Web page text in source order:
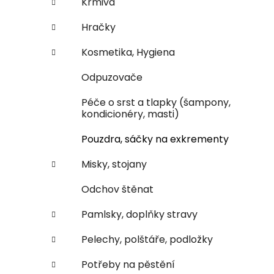
n
í
p
e
Hračky
Kosmetika, Hygiena
Odpuzovače
Péče o srst a tlapky (šampony,
kondicionéry, masti)
Pouzdra, sáčky na exkrementy
Misky, stojany
Odchov štěnat
Pamlsky, doplňky stravy
Pelechy, polštáře, podložky
Potřeby na pěstění